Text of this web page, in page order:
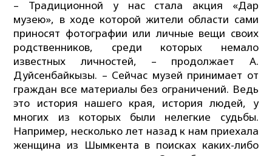
– Традиционной у нас стала акция «Дар
музею», в ходе которой жители области сами
приносят фотографии или личные вещи своих
родственников, среди которых немало
известных личностей, – продолжает А.
Дуйсенбайкызы. – Сейчас музей принимает от
граждан все материалы без ограничений. Ведь
это история нашего края, история людей, у
многих из которых были нелегкие судьбы.
Например, несколько лет назад к нам приехала
женщина из Шымкента в поисках каких-либо